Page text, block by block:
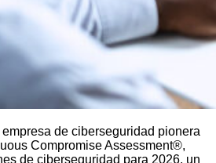
empresa de ciberseguridad pionera
Compromise Assessment®,
de ciberseguridad para 2026, un